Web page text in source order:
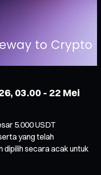
03.00 - 22 Mei
5.000 USDT
yang telah
dipilih secara acak untuk